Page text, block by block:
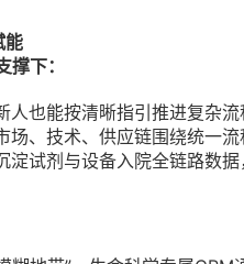
能
下：
人也能按清晰指引推进复杂流
场、技术、供应链围绕统一流
淀试剂与设备入院全链路数